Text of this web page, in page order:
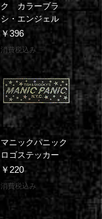
ク カラーブラ
シ・エンジェル
価格
￥396
消費税込み
マニックパニック
ロゴステッカー
価格
￥220
消費税込み